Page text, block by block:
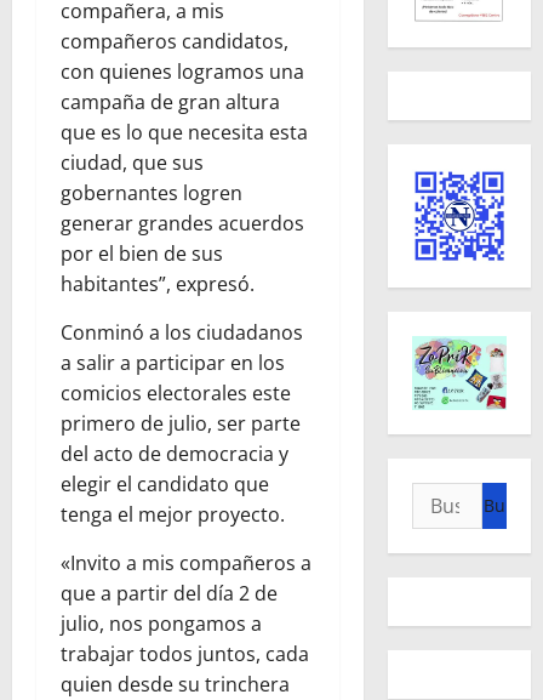
compañera, a mis
compañeros candidatos,
con quienes logramos una
campaña de gran altura
que es lo que necesita esta
ciudad, que sus
gobernantes logren
generar grandes acuerdos
por el bien de sus
habitantes”, expresó.
Conminó a los ciudadanos
a salir a participar en los
comicios electorales este
primero de julio, ser parte
del acto de democracia y
elegir el candidato que
tenga el mejor proyecto.
«Invito a mis compañeros a
que a partir del día 2 de
julio, nos pongamos a
trabajar todos juntos, cada
quien desde su trinchera
Buscar: